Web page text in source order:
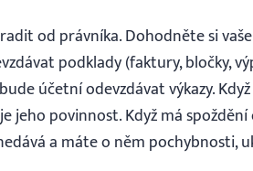
od právníka. Dohodněte si
podklady (faktury, bločky,
účetní odevzdávat výkazy.
jeho povinnost. Když má spoždění
a máte o něm pochybnosti,